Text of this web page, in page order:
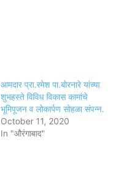
आमदार प्रा.रमेश पा.बोरनारे यांच्या
शुभहस्ते विविध विकास कामांचे
भूमिपूजन व लोकार्पण सोहळा संपन्न.
October 11, 2020
In "औरंगाबाद"